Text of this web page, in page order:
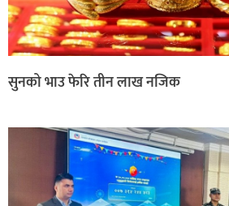
सुनको भाउ फेरि तीन लाख नजिक